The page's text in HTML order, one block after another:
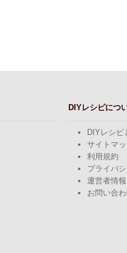
DIYレシピにつ
DIYレシピ
サイトマ
利用規約
プライバ
運営者情報
お問い合